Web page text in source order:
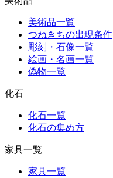
美術品一覧
つねきちの出現条件
彫刻・石像一覧
絵画・名画一覧
偽物一覧
化石
化石一覧
化石の集め方
家具一覧
家具一覧